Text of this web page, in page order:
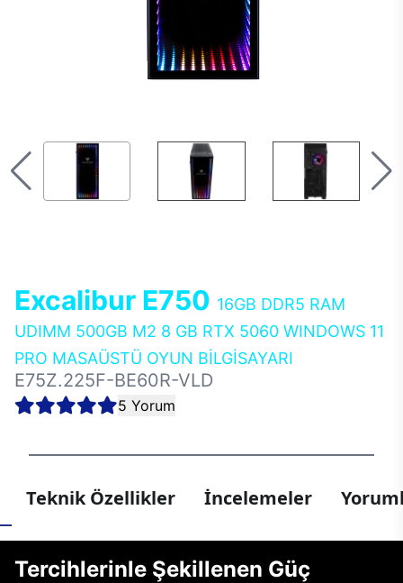
Excalibur E750 16GB DDR5 RAM
UDIMM 500GB M2 8 GB RTX 5060 WINDOWS 11
PRO MASAÜSTÜ OYUN BİLGİSAYARI
E75Z.225F-BE60R-VLD
5 Yorum
Teknik Özellikler İncelemeler
Tercihlerinle Şekillenen Güç